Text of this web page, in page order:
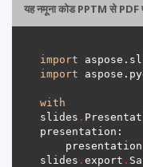
यह नमूना कोड PPTM से PDF
import
import
with
slides .
    presentation
slides . export .